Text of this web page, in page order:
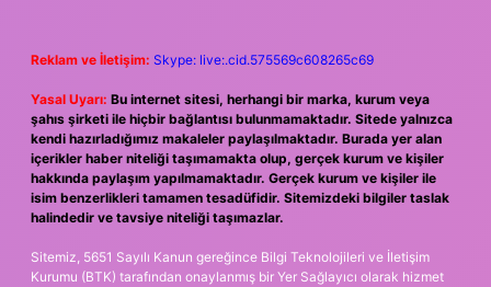
Reklam ve İletişim: Skype: live:.cid.575569c608265c69
Yasal Uyarı: Bu internet sitesi, herhangi bir marka, kurum veya
şahıs şirketi ile hiçbir bağlantısı bulunmamaktadır. Sitede yalnızca
kendi hazırladığımız makaleler paylaşılmaktadır. Burada yer alan
içerikler haber niteliği taşımamakta olup, gerçek kurum ve kişiler
hakkında paylaşım yapılmamaktadır. Gerçek kurum ve kişiler ile
isim benzerlikleri tamamen tesadüfidir. Sitemizdeki bilgiler taslak
halindedir ve tavsiye niteliği taşımazlar.
Sitemiz, 5651 Sayılı Kanun gereğince Bilgi Teknolojileri ve İletişim
Kurumu (BTK) tarafından onaylanmış bir Yer Sağlayıcı olarak hizmet